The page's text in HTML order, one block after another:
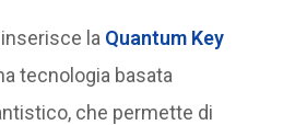
la Quantum Key
tecnologia basata
che permette di